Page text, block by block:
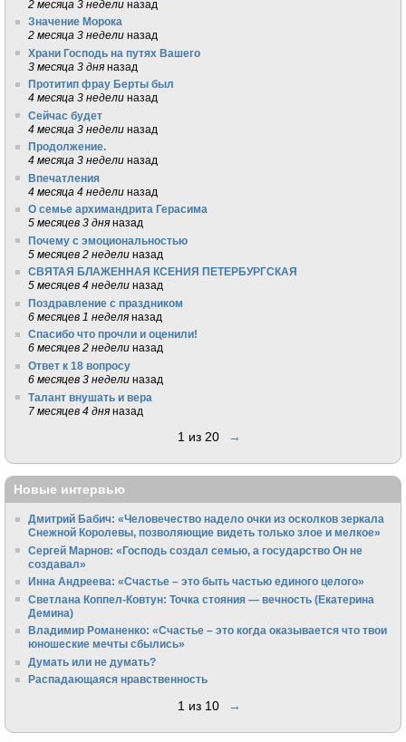
2 месяца 3 недели назад
Значение Морока
2 месяца 3 недели назад
Храни Господь на путях Вашего
3 месяца 3 дня назад
Протитип фрау Берты был
4 месяца 3 недели назад
Сейчас будет
4 месяца 3 недели назад
Продолжение.
4 месяца 3 недели назад
Впечатления
4 месяца 4 недели назад
О семье архимандрита Герасима
5 месяцев 3 дня назад
Почему с эмоциональностью
5 месяцев 2 недели назад
СВЯТАЯ БЛАЖЕННАЯ КСЕНИЯ ПЕТЕРБУРГСКАЯ
5 месяцев 4 недели назад
Поздравление с праздником
6 месяцев 1 неделя назад
Спасибо что прочли и оценили!
6 месяцев 2 недели назад
Ответ к 18 вопросу
6 месяцев 3 недели назад
Талант внушать и вера
7 месяцев 4 дня назад
1 из 20 →
Новые интервью
Дмитрий Бабич: «Человечество надело очки из осколков зеркала
Снежной Королевы, позволяющие видеть только злое и мелкое»
Сергей Марнов: «Господь создал семью, а государство Он не
создавал»
Инна Андреева: «Счастье – это быть частью единого целого»
Светлана Коппел-Ковтун: Точка стояния — вечность (Екатерина
Демина)
Владимир Романенко: «Счастье – это когда оказывается что твои
юношеские мечты сбылись»
Думать или не думать?
Распадающаяся нравственность
1 из 10 →